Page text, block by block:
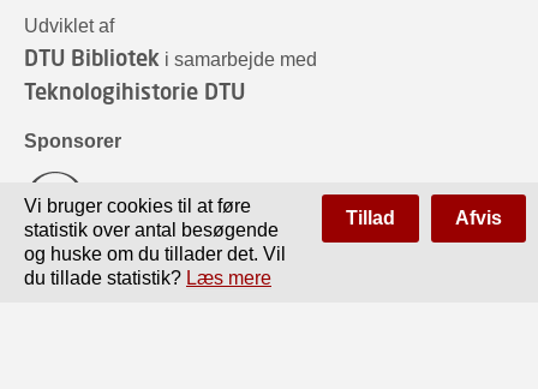
Udviklet af
DTU Bibliotek i samarbejde med
Teknologihistorie DTU
Sponsorer
Vi bruger cookies til at føre
statistik over antal besøgende
og huske om du tillader det. Vil
du tillade statistik? Læs mere
Tillad Afvis